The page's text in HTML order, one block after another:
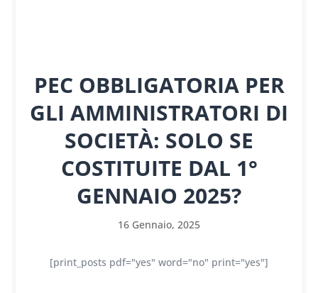
PEC OBBLIGATORIA PER
GLI AMMINISTRATORI DI
SOCIETÀ: SOLO SE
COSTITUITE DAL 1°
GENNAIO 2025?
16 Gennaio, 2025
[print_posts pdf="yes" word="no" print="yes"]